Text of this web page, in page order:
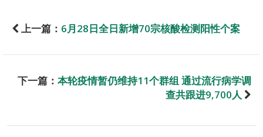
上一篇： 6月28日全日新增70宗核酸检测阳性个案
下一篇： 本轮疫情暂仍维持11个群组 通过流行病学调
查共跟进9,700人